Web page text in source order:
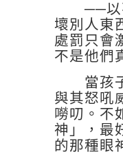
──以不
壞別人東
處罰只會
不是他們
當孩子
與其怒吼
嘮叨。不
神」，最
的那種眼